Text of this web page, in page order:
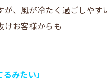
、風が冷たく過ごしやす
けお客様からも
みたい」